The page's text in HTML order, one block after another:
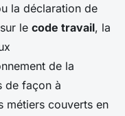
la déclaration de
le code travail, la
de la
de façon à
métiers couverts en